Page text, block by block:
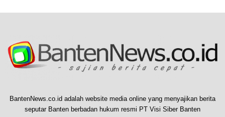
BantenNews.co.id adalah website media online yang menyajikan berita
seputar Banten berbadan hukum resmi PT Visi Siber Banten